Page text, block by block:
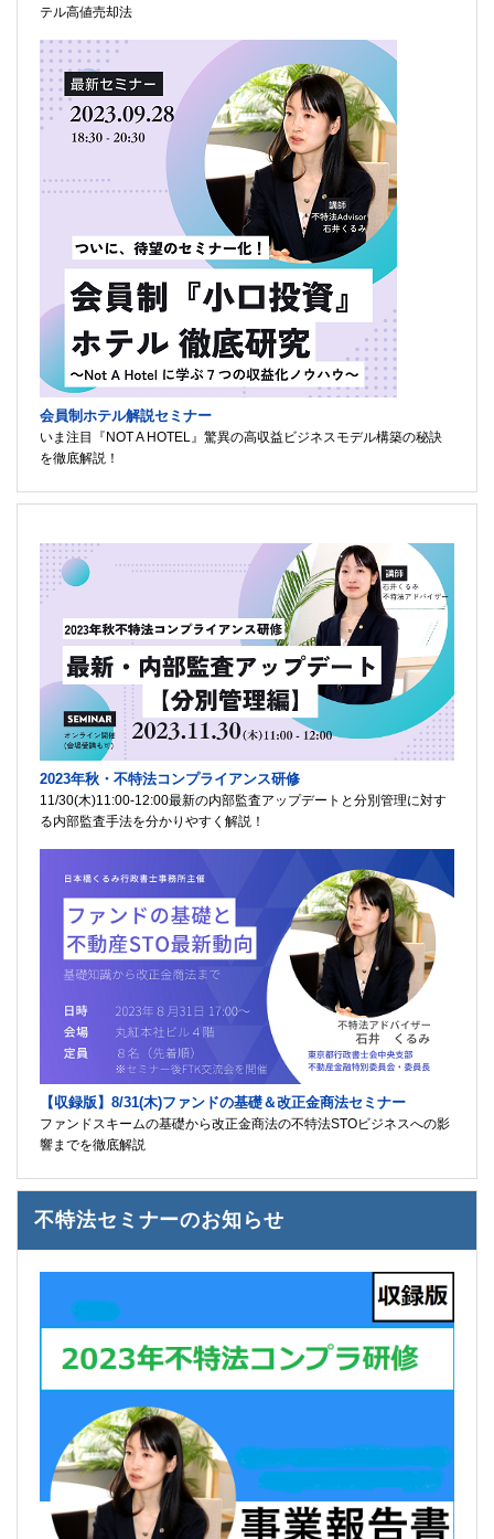
テル高値売却法
会員制ホテル解説セミナー
いま注目『NOT A HOTEL』驚異の高収益ビジネスモデル構築の秘訣
を徹底解説！
2023年秋・不特法コンプライアンス研修
11/30(木)11:00-12:00最新の内部監査アップデートと分別管理に対す
る内部監査手法を分かりやすく解説！
【収録版】8/31(木)ファンドの基礎＆改正金商法セミナー
ファンドスキームの基礎から改正金商法の不特法STOビジネスへの影
響までを徹底解説
不特法セミナーのお知らせ